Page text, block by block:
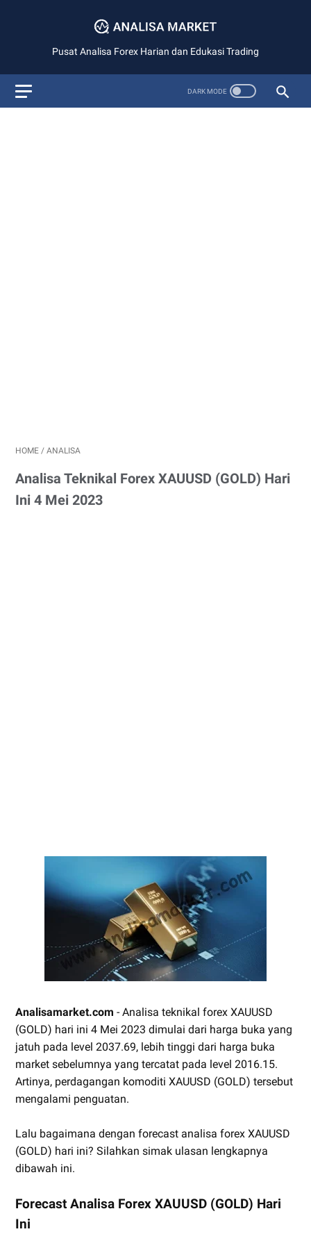
Pusat Analisa Forex Harian dan Edukasi Trading
HOME / ANALISA
Analisa Teknikal Forex XAUUSD (GOLD) Hari
Ini 4 Mei 2023
Analisamarket.com - Analisa teknikal forex XAUUSD
(GOLD) hari ini 4 Mei 2023 dimulai dari harga buka yang
jatuh pada level 2037.69, lebih tinggi dari harga buka
market sebelumnya yang tercatat pada level 2016.15.
Artinya, perdagangan komoditi XAUUSD (GOLD) tersebut
mengalami penguatan.
Lalu bagaimana dengan forecast analisa forex XAUUSD
(GOLD) hari ini? Silahkan simak ulasan lengkapnya
dibawah ini.
Forecast Analisa Forex XAUUSD (GOLD) Hari
Ini